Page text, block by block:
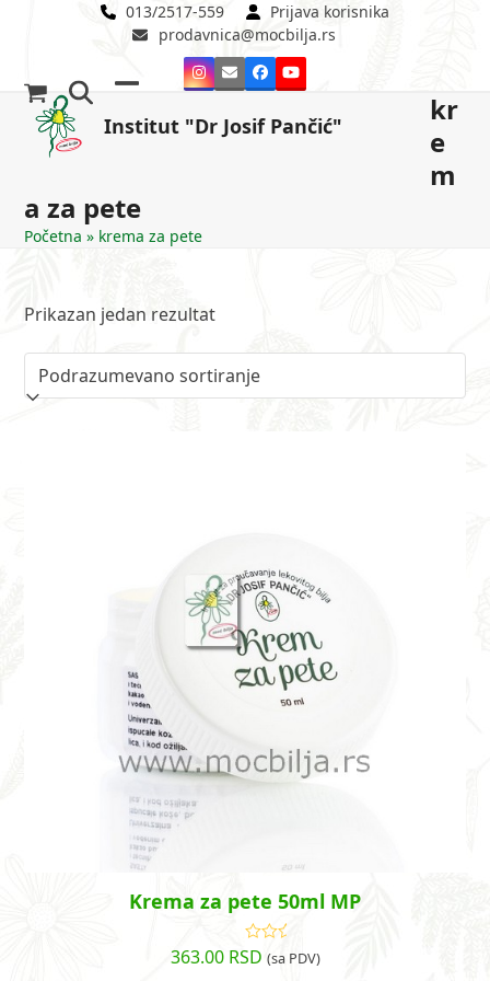
013/2517-559
Prijava korisnika
prodavnica@mocbilja.rs
Instagram
EmailFacebookYouTube
Institut "Dr Josif Pančić"
mobile
mobile
kr
e
m
a za pete
Početna » krema za pete
Prikazan jedan rezultat
Krema za pete 50ml MP
Ocenjeno
sa4.60od
363.00 RSD (sa PDV)